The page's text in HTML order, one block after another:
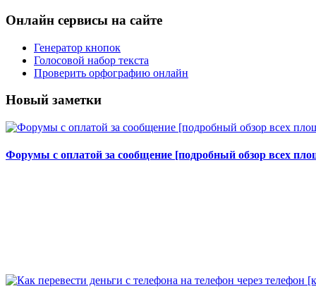
Онлайн сервисы на сайте
Генератор кнопок
Голосовой набор текста
Проверить орфографию онлайн
Новый заметки
Форумы с оплатой за сообщение [подробный обзор всех